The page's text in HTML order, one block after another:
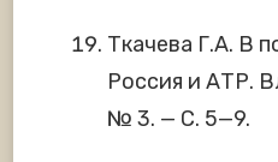
Ткачева Г.А. В
Россия и АТР.
№ 3. — С. 5—9.